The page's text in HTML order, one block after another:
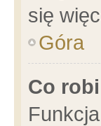
się
Góra
Co